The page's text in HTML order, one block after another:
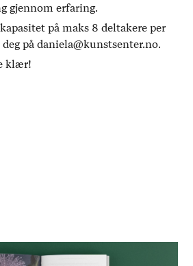
erfaring.
på maks 8 deltakere per
på daniela@kunstsenter.no.
klær!